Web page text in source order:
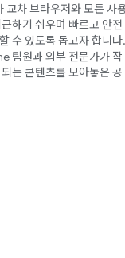
차 브라우저와 모든 사
하기 쉬우며 빠르고 안전
수 있도록 돕고자 합니다.
팀원과 외부 전문가가 작
는 콘텐츠를 모아놓은 공